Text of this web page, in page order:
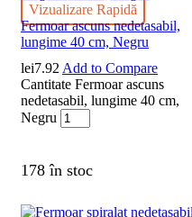
Vizualizare Rapidă
Fermoar ascuns nedetasabil,
lungime 40 cm, Negru
lei7.92 Add to Compare
Cantitate Fermoar ascuns
nedetasabil, lungime 40 cm,
Negru
178 în stoc